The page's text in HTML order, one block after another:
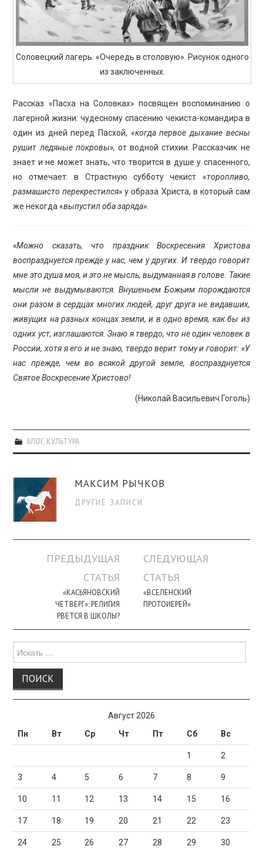
Соловецкий лагерь. «Очередь в столовую». Рисунок одного
из заключенных.
Рассказ «Пасха на Соловках» посвящен воспоминанию о
лагерной жизни: чудесному спасению чекиста-командира в
один из дней перед Пасхой, «когда первое дыхание весны
рушит ледяные покровы», от водной стихии. Рассказчик не
знает и не может знать, что творится в душе у спасенного,
но отмечает: в Страстную субботу чекист «торопливо,
размашисто перекрестился»у образа Христа, в который сам
же некогда «выпустил оба заряда».
«Можно сказать, что праздник Воскресения Христова
воспразднуется прежде у нас, чем у других. И твердо говорит
мне это душа моя, и это не мысль, выдуманная в голове. Такие
мысли не выдумываются. Внушеньем Божьим порождаются
они разом в сердцах многих людей, друг друга не видавших,
живущих на разных концах земли, и в одно время, как бы из
одних уст, изглашаются. Знаю я твердо, что не один человек в
России, хотя я его и не знаю, твердо верит тому и говорит: «У
нас прежде, чем во всякой другой земле, воспразднуется
Святое Воскресение Христово!
(Николай Васильевич Гоголь)
БЛОГ, КУЛЬТУРА
МАКСИМ РЫЧКОВ
ДРУГИЕ ЗАПИСИ
Навигация
ПРЕДЫДУЩАЯ
СТАТЬЯ
«КАСЬЯНОВСКИЙ
ЧЕТВЕРГ»: РЕЛИГИЯ
РВЕТСЯ В ШКОЛЫ?
СЛЕДУЮЩАЯ
СТАТЬЯ
«ВСЕЛЕНСКИЙ
ПРОТОИЕРЕЙ»
для:
Август 2026
Пн
Вт Ср Чт Пт Сб Вс
1 2
3 4 5 6 7 8 9
10 11 12 13 14 15 16
17 18 19 20 21 22 23
24 25 26 27 28 29 30